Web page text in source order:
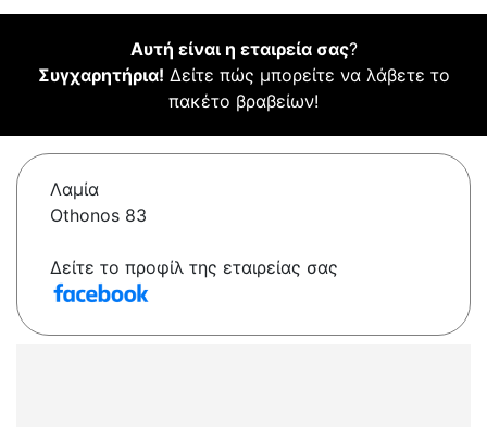
Αυτή είναι η εταιρεία σας?
Συγχαρητήρια! Δείτε πώς μπορείτε να λάβετε το
πακέτο βραβείων!
Λαμία
Othonos 83
Δείτε το προφίλ της εταιρείας σας